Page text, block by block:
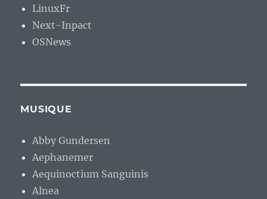
LinuxFr
Next-Inpact
OSNews
MUSIQUE
Abby Gundersen
Aephanemer
Aequinoctium Sanguinis
Alnea